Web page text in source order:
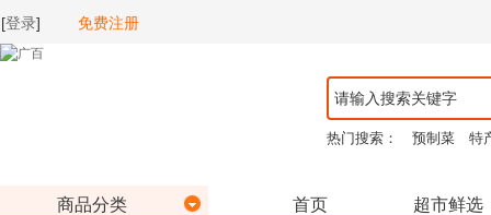
[登录] 免费注册
热门搜索： 预制菜 特
商品分类 首页 超市鲜选